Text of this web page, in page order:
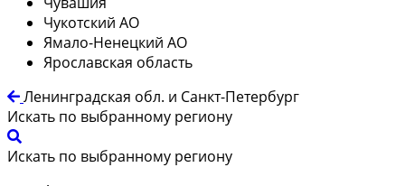
Чукотский АО
Ямало-Ненецкий АО
Ярославская область
Ленинградская обл. и Санкт-Петербург
Искать по выбранному региону
Искать по выбранному региону